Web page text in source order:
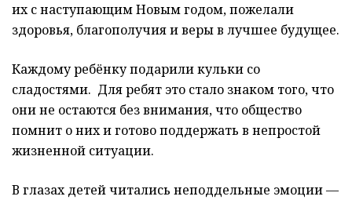
их с наступающим Новым годом, пожелали
здоровья, благополучия и веры в лучшее будущее.
Каждому ребёнку подарили кульки со
сладостями. Для ребят это стало знаком того, что
они не остаются без внимания, что общество
помнит о них и готово поддержать в непростой
жизненной ситуации.
В глазах детей читались неподдельные эмоции —